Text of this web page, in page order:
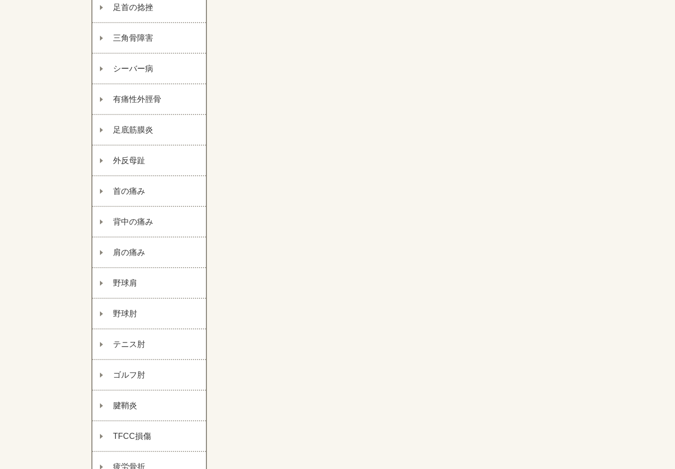
足首の捻挫
三角骨障害
シーバー病
有痛性外脛骨
足底筋膜炎
外反母趾
首の痛み
背中の痛み
肩の痛み
野球肩
野球肘
テニス肘
ゴルフ肘
腱鞘炎
TFCC損傷
疲労骨折